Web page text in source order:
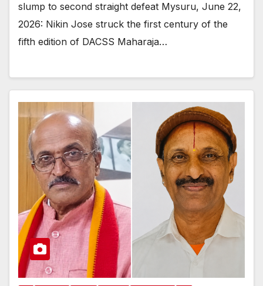
slump to second straight defeat Mysuru, June 22,
2026: Nikin Jose struck the first century of the
fifth edition of DACSS Maharaja…